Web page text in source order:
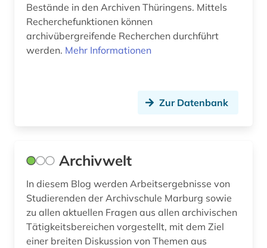
goldschmiedekunst (1)
gotha (4)
griechisch (8)
griechisch-römisches ägypten (3)
großbritannien (2)
großbrittanien (1)
Bestände in den Archiven Thüringens. Mittels
Recherchefunktionen können
archivübergreifende Recherchen durchführt
werden. Mehr Informationen
Zur Datenbank
Archivwelt
In diesem Blog werden Arbeitsergebnisse von
Studierenden der Archivschule Marburg sowie
zu allen aktuellen Fragen aus allen archivischen
Tätigkeitsbereichen vorgestellt, mit dem Ziel
einer breiten Diskussion von Themen aus